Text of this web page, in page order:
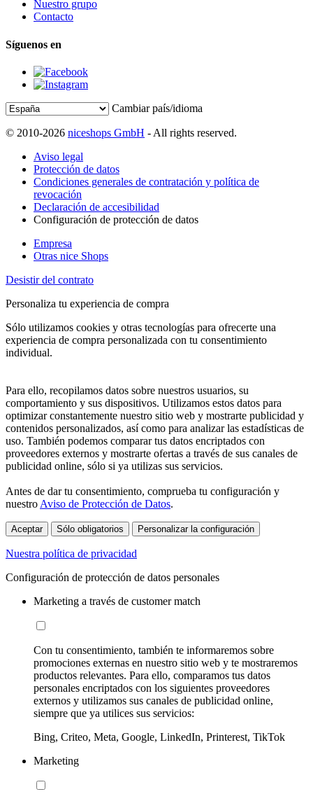
Nuestro grupo
Contacto
Síguenos en
Cambiar país/idioma
© 2010-2026 niceshops GmbH - All rights reserved.
Aviso legal
Protección de datos
Condiciones generales de contratación y política de
revocación
Declaración de accesibilidad
Configuración de protección de datos
Empresa
Otras nice Shops
Desistir del contrato
Personaliza tu experiencia de compra
Sólo utilizamos cookies y otras tecnologías para ofrecerte una
experiencia de compra personalizada con tu consentimiento
individual.
Para ello, recopilamos datos sobre nuestros usuarios, su
comportamiento y sus dispositivos. Utilizamos estos datos para
optimizar constantemente nuestro sitio web y mostrarte publicidad y
contenidos personalizados, así como para analizar las estadísticas de
uso. También podemos comparar tus datos encriptados con
proveedores externos y mostrarte ofertas a través de sus canales de
publicidad online, sólo si ya utilizas sus servicios.
Antes de dar tu consentimiento, comprueba tu configuración y
nuestro Aviso de Protección de Datos.
Aceptar Sólo obligatorios Personalizar la configuración
Nuestra política de privacidad
Configuración de protección de datos personales
Marketing a través de customer match
Con tu consentimiento, también te informaremos sobre
promociones externas en nuestro sitio web y te mostraremos
productos relevantes. Para ello, comparamos tus datos
personales encriptados con los siguientes proveedores
externos y utilizamos sus canales de publicidad online,
siempre que ya utilices sus servicios:
Bing, Criteo, Meta, Google, LinkedIn, Printerest, TikTok
Marketing